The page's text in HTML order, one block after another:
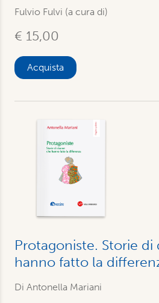
Fulvio Fulvi (a cura di)
€ 15,00
Acquista
Protagoniste. Storie
hanno fatto la
Di Antonella Mariani